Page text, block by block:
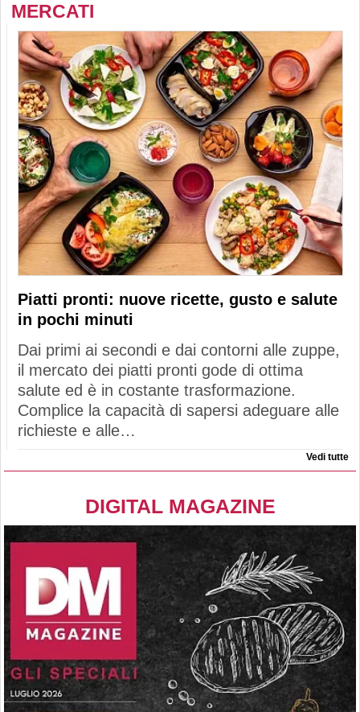
MERCATI
Piatti pronti: nuove ricette, gusto e salute
in pochi minuti
Dai primi ai secondi e dai contorni alle zuppe,
il mercato dei piatti pronti gode di ottima
salute ed è in costante trasformazione.
Complice la capacità di sapersi adeguare alle
richieste e alle…
Vedi tutte
DIGITAL MAGAZINE